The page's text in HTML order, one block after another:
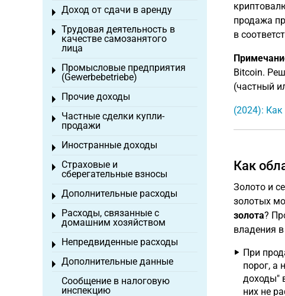
продажа
в
Bitcoin.
(частный
(2024):
Как
Золото и
золотых
золота?
владения
При
порог, а
доходы"
них не
Доход от сдачи в аренду
Toggle menu
Трудовая деятельность в
качестве самозанятого
лица
Toggle menu
Промысловые предприятия
(Gewerbebetriebe)
Toggle menu
Прочие доходы
Toggle menu
Частные сделки купли-
продажи
Toggle menu
Иностранные доходы
Toggle menu
Страховые и
сберегательные взносы
Toggle menu
Дополнительные расходы
Toggle menu
Расходы, связанные с
домашним хозяйством
Toggle menu
Непредвиденные расходы
Toggle menu
Дополнительные данные
Toggle menu
Сообщение в налоговую
инспекцию